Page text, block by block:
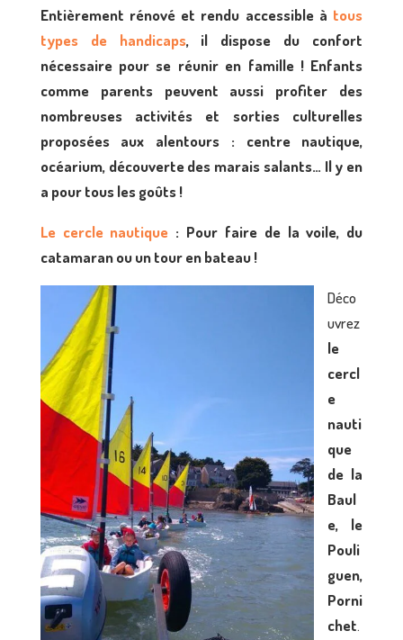
Entièrement rénové et rendu accessible à tous
types de handicaps, il dispose du confort
nécessaire pour se réunir en famille ! Enfants
comme parents peuvent aussi profiter des
nombreuses activités et sorties culturelles
proposées aux alentours : centre nautique,
océarium, découverte des marais salants… Il y en
a pour tous les goûts !
Le cercle nautique : Pour faire de la voile, du
catamaran ou un tour en bateau !
Déco
uvrez
le
cercl
e
nauti
que
de la
Baul
e, le
Pouli
guen,
Porni
chet.